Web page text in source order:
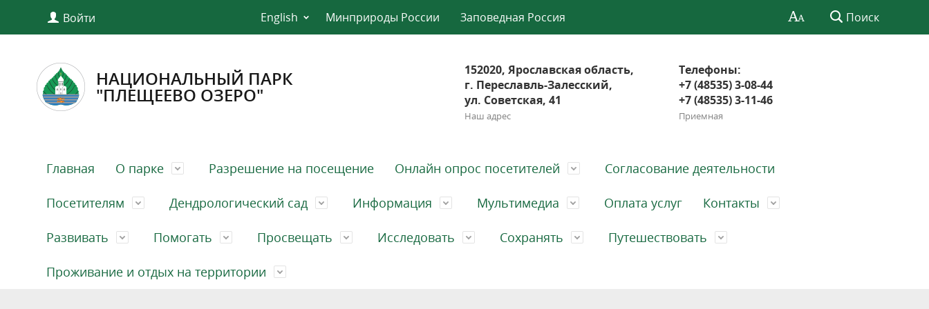
Войти English Минприроды России Заповедная Россия Поиск
НАЦИОНАЛЬНЫЙ ПАРК
"ПЛЕЩЕЕВО ОЗЕРО"
152020, Ярославская область,
г. Переславль-Залесский,
ул. Советская, 41
Наш адрес
Телефоны:
+7 (48535) 3-08-44
+7 (48535) 3-11-46
Приемная
Главная О парке Разрешение на посещение Онлайн опрос посетителей Согласование деятельности
Посетителям Дендрологический сад Информация Мультимедиа Оплата услуг Контакты
Развивать Помогать Просвещать Исследовать Сохранять Путешествовать
Проживание и отдых на территории